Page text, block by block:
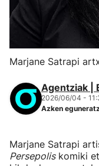
Marjane Satrapi
Agentziak |
2026/06/04 -
Azken
Marjane Satrapi
Persepoliskomiki